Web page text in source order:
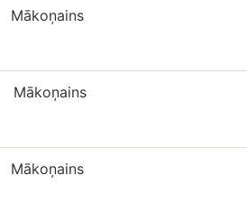
Mākoņains
Mākoņains
Mākoņains